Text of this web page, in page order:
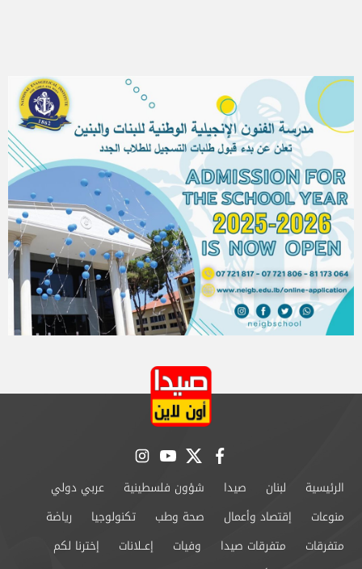
facebook
twitter
youtube
instagram
الرئيسية لبنان صيدا شؤون فلسطينية
عربي دولي
منوعات
إقتصاد وأعمال صحة وطب تكنولوجيا
رياضة
متفرقات
متفرقات صيدا وفيات إعــلانات
إخترنا لكم